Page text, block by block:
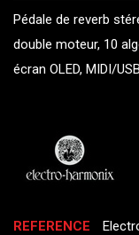
Pédale de reverb
double moteur, 10
écran OLED, MIDI/
REFERENCE